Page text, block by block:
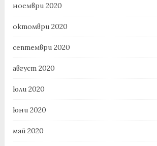
ноември 2020
октомври 2020
септември 2020
август 2020
юли 2020
юни 2020
май 2020